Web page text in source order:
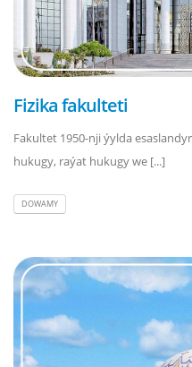
Fizika fakulteti
Fakultet 1950-nji ýylda
hukugy, raýat hukugy we [...]
DOWAMY